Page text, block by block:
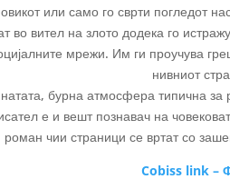
или само го сврти погледот
во вител на злото додека го
мрежи. Им ги проучува
нивниот
бурна атмосфера типична
е и вешт познавач на
роман чии страници се вртат со
Cobiss link –